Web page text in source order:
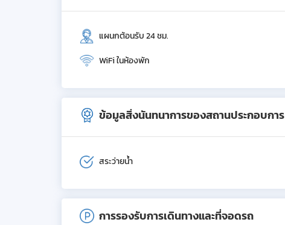
แผนกต้อนรับ 24 ชม.
WiFi ในห้องพัก
ข้อมูลสิ่งนันทนาการของสถานประกอบการ
สระว่ายน้ำ
การรองรับการเดินทางและที่จอดรถ